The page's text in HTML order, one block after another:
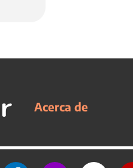
Acerca de